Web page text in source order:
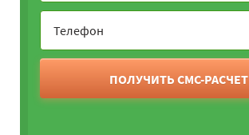
ПОЛУЧИТЬ СМС-РАСЧЕТ